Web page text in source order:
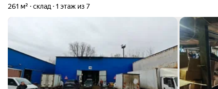
261 м² склад 1 этаж из 7